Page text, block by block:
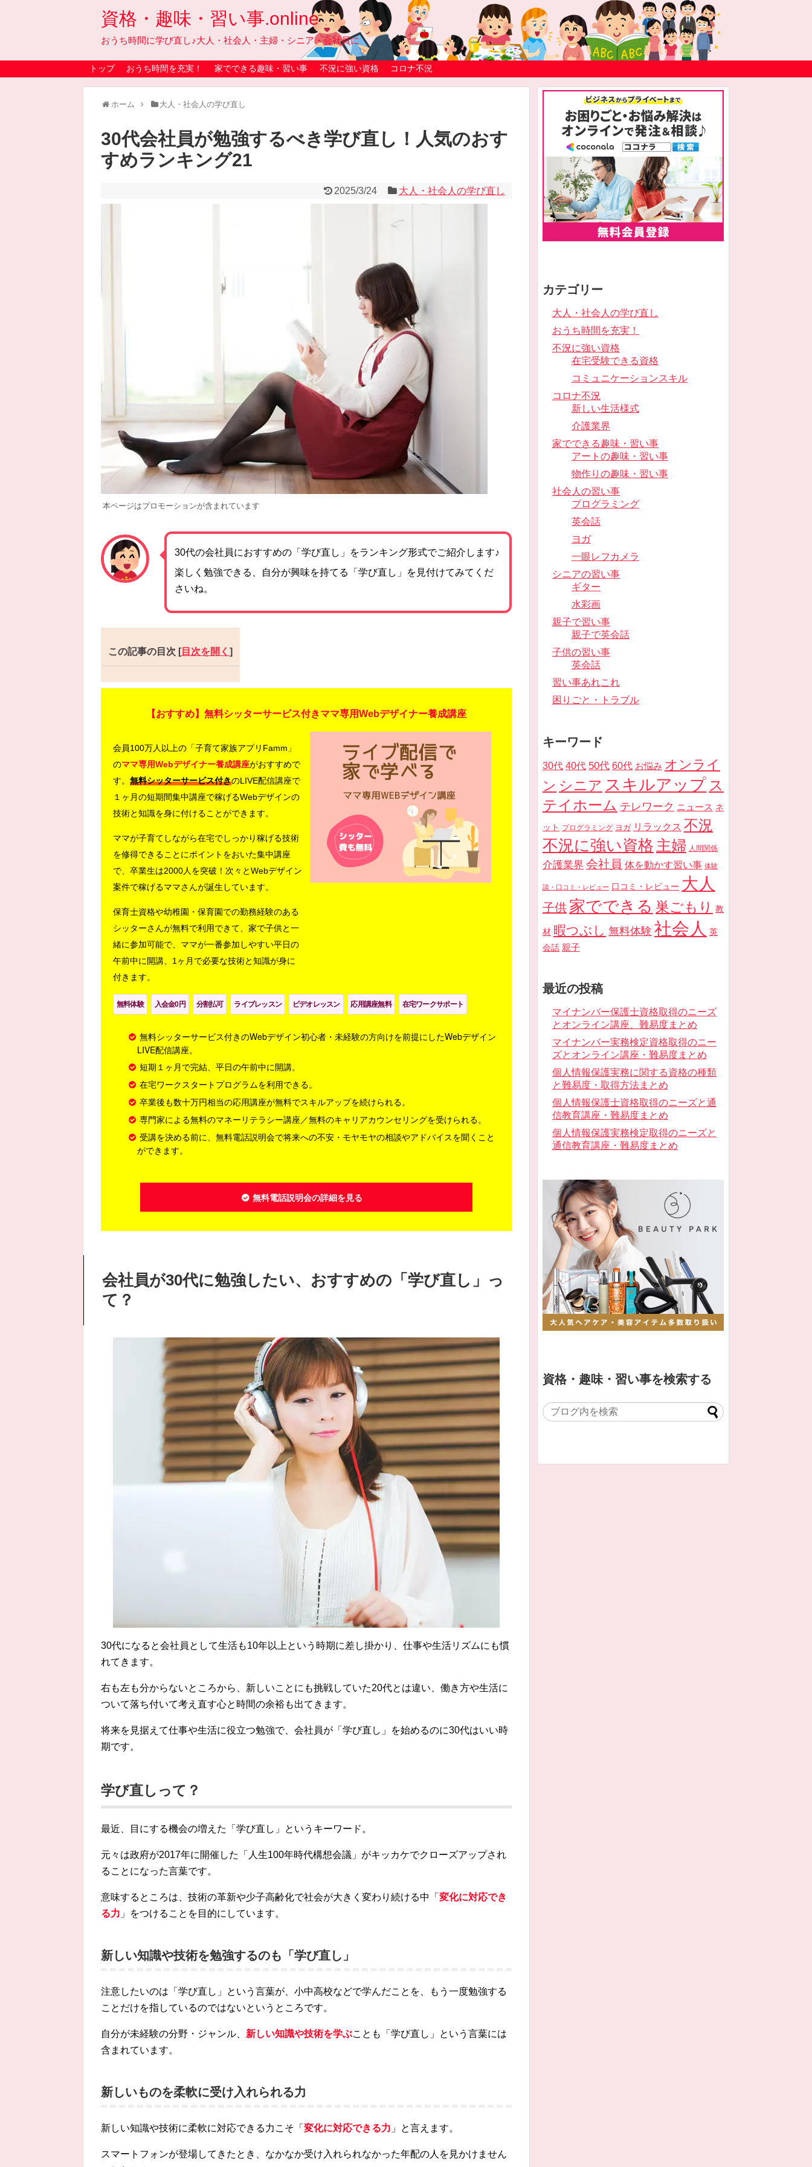
資格・趣味・習い事.online
おうち時間に学び直し♪大人・社会人・主婦・シニア・会社員に
トップ おうち時間を充実！ 家でできる趣味・習い事 不況に強い資格 コロナ不況
ホーム 大人・社会人の学び直し
30代会社員が勉強するべき学び直し！人気のおす
すめランキング21
2025/3/24 大人・社会人の学び直し
本ページはプロモーションが含まれています
30代の会社員におすすめの「学び直し」をランキング形式でご紹介します♪
楽しく勉強できる、自分が興味を持てる「学び直し」を見付けてみてくだ
さいね。
この記事の目次 [目次を開く ]
【おすすめ】無料シッターサービス付きママ専用Webデザイナー養成講座
会員100万人以上の「子育て家族アプリFamm」
のママ専用Webデザイナー養成講座がおすすめで
す。 無料シッターサービス付きのLIVE配信講座で
１ヶ月の短期間集中講座で稼げるWebデザインの
技術と知識を身に付けることができます。
ママが子育てしながら在宅でしっかり稼げる技術
を修得できることにポイントをおいた集中講座
で、卒業生は2000人を突破！次々とWebデザイン
案件で稼げるママさんが誕生しています。
保育士資格や幼稚園・保育園での勤務経験のある
シッターさんが無料で利用できて、家で子供と一
緒に参加可能で、ママが一番参加しやすい平日の
午前中に開講、1ヶ月で必要な技術と知識が身に
付きます。
無料体験 入会金0円 分割払可 ライブレッスン ビデオレッスン 応用講座無料 在宅ワークサポート
無料シッターサービス付きのWebデザイン初心者・未経験の方向けを前提にしたWebデザイン
LIVE配信講座。
短期１ヶ月で完結、平日の午前中に開講。
在宅ワークスタートプログラムを利用できる。
卒業後も数十万円相当の応用講座が無料でスキルアップを続けられる。
専門家による無料のマネーリテラシー講座／無料のキャリアカウンセリングを受けられる。
受講を決める前に、無料電話説明会で将来への不安・モヤモヤの相談やアドバイスを聞くこと
ができます。
無料電話説明会の詳細を見る
会社員が30代に勉強したい、おすすめの「学び直し」っ
て？
30代になると会社員として生活も10年以上という時期に差し掛かり、仕事や生活リズムにも慣
れてきます。
右も左も分からないところから、新しいことにも挑戦していた20代とは違い、働き方や生活に
ついて落ち付いて考え直す心と時間の余裕も出てきます。
将来を見据えて仕事や生活に役立つ勉強で、会社員が「学び直し」を始めるのに30代はいい時
期です。
学び直しって？
最近、目にする機会の増えた「学び直し」というキーワード。
元々は政府が2017年に開催した「人生100年時代構想会議」がキッカケでクローズアップされ
ることになった言葉です。
意味するところは、技術の革新や少子高齢化で社会が大きく変わり続ける中「 変化に対応でき
る力 」をつけることを目的にしています。
新しい知識や技術を勉強するのも「学び直し」
注意したいのは「学び直し」という言葉が、小中高校などで学んだことを、もう一度勉強する
ことだけを指しているのではないというところです。
自分が未経験の分野・ジャンル、 新しい知識や技術を学ぶことも「学び直し」という言葉には
含まれています。
新しいものを柔軟に受け入れられる力
新しい知識や技術に柔軟に対応できる力こそ「 変化に対応できる力 」と言えます。
スマートフォンが登場してきたとき、なかなか受け入れられなかった年配の人を見かけません
カテゴリー
大人・社会人の学び直し
おうち時間を充実！
不況に強い資格
在宅受験できる資格
コミュニケーションスキル
コロナ不況
新しい生活様式
介護業界
家でできる趣味・習い事
アートの趣味・習い事
物作りの趣味・習い事
社会人の習い事
プログラミング
英会話
ヨガ
一眼レフカメラ
シニアの習い事
ギター
水彩画
親子で習い事
親子で英会話
子供の習い事
英会話
習い事あれこれ
困りごと・トラブル
キーワード
30代 40代 50代 60代 お悩み オンライ
ン シニア スキルアップ ス
テイホーム テレワーク ニュース ネ
ット プログラミング ヨガ リラックス 不況
不況に強い資格 主婦 人間関係
介護業界 会社員 体を動かす習い事 体験
談・口コミ・レビュー 口コミ・レビュー 大人
子供 家でできる 巣ごもり 教
材 暇つぶし 無料体験 社会人
英
会話 親子
最近の投稿
マイナンバー保護士資格取得のニーズ
とオンライン講座、難易度まとめ
マイナンバー実務検定資格取得のニー
ズとオンライン講座・難易度まとめ
個人情報保護実務に関する資格の種類
と難易度・取得方法まとめ
個人情報保護士資格取得のニーズと通
信教育講座・難易度まとめ
個人情報保護実務検定取得のニーズと
通信教育講座・難易度まとめ
資格・趣味・習い事を検索する